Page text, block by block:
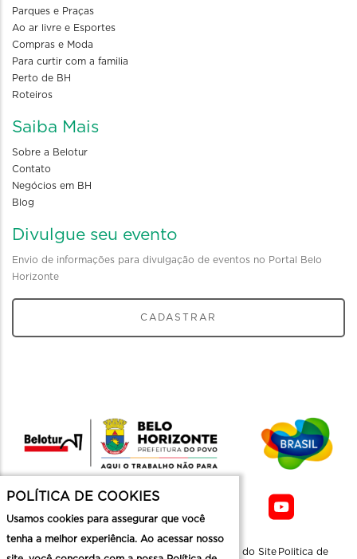
Parques e Praças
Ao ar livre e Esportes
Compras e Moda
Para curtir com a familia
Perto de BH
Roteiros
Saiba Mais
Sobre a Belotur
Contato
Negócios em BH
Blog
Divulgue seu evento
Envio de informações para divulgação de eventos no Portal Belo
Horizonte
CADASTRAR
Mapa do Site Politica de
POLÍTICA DE COOKIES
Usamos cookies para assegurar que você
tenha a melhor experiência. Ao acessar nosso